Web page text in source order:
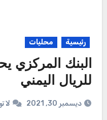
رئيسية محليات
البنك المركزي
للريال اليمني
ديسمبر 30, 2021 لا